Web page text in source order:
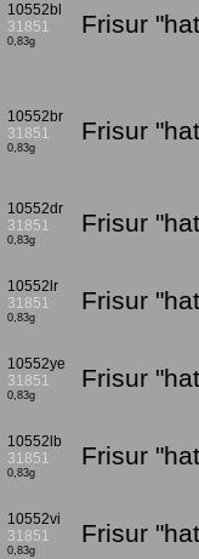
10552bl
31851
0,83g
Frisur
10552br
31851
0,83g
Frisur
10552dr
31851
0,83g
Frisur
10552lr
31851
0,83g
Frisur
10552ye
31851
0,83g
Frisur
10552lb
31851
0,83g
Frisur
10552vi
31851
0,83g
Frisur